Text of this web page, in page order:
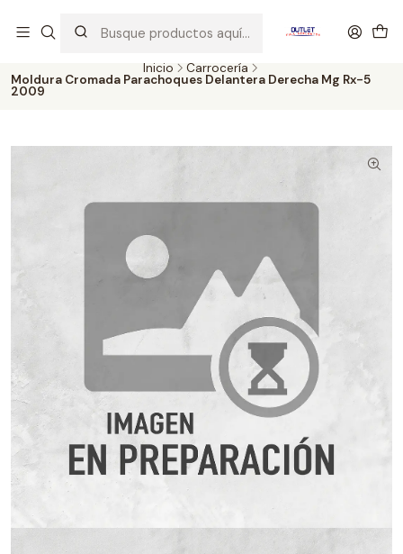
probados con altos estándares de calidad.
Inicio Carrocería
Moldura Cromada Parachoques Delantera Derecha Mg Rx-5
2009